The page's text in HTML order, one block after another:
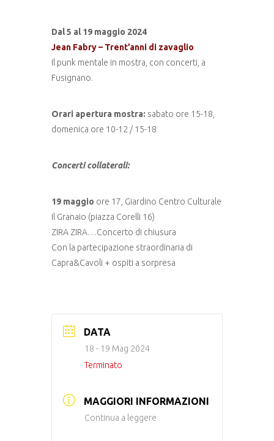
Dal 5 al 19 maggio 2024
Jean Fabry – Trent’anni di zavaglio
Il punk mentale in mostra, con concerti, a
Fusignano.
Orari apertura mostra: sabato ore 15-18,
domenica ore 10-12 / 15-18
Concerti collaterali:
19 maggio ore 17, Giardino Centro Culturale
Il Granaio (piazza Corelli 16)
ZIRA ZIRA…Concerto di chiusura
Con la partecipazione straordinaria di
Capra&Cavoli + ospiti a sorpresa
DATA
18 - 19 Mag 2024
Terminato
MAGGIORI INFORMAZIONI
Continua a leggere